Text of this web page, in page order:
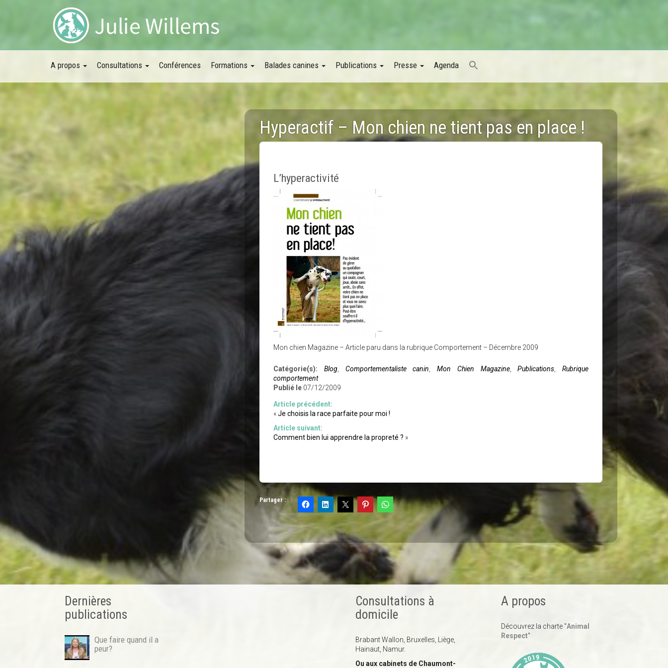
A propos Consultations Conférences Formations Balades canines Publications Presse Agenda
Hyperactif – Mon chien ne tient pas en place !
L’hyperactivité
Mon chien Magazine – Article paru dans la rubrique Comportement – Décembre 2009
Catégorie(s): Blog, Comportementaliste canin Mon Chien Magazine,Publications
Rubrique
comportement
Publié le 07/12/2009
Article précédent:
«Je choisis la race parfaite pour moi !
Article suivant:
Comment bien lui apprendre la propreté ? »
Partager :
Dernières
publications
Que faire quand il a
peur?
Consultations à
domicile
Brabant Wallon, Bruxelles, Liège,
Hainaut, Namur.
Ou aux cabinets de Chaumont-
A propos
Découvrez la charte "Animal
Respect"